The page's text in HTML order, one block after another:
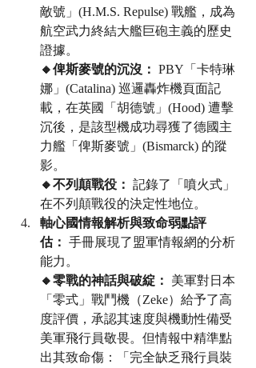
敵號」(H.M.S. Repulse) 戰艦，成為
航空武力終結大艦巨砲主義的歷史
證據。
🔸俾斯麥號的沉沒： PBY「卡特琳
娜」(Catalina) 巡邏轟炸機頁面記
載，在英國「胡德號」(Hood) 遭擊
沉後，是該型機成功尋獲了德國主
力艦「俾斯麥號」(Bismarck) 的蹤
影。
🔸不列顛戰役： 記錄了「噴火式」
在不列顛戰役的決定性地位。
軸心國情報解析與致命弱點評
估： 手冊展現了盟軍情報網的分析
能力。
🔸零戰的神話與破綻：
美軍對日本
「零式」戰鬥機（Zeke）給予了高
度評價，承認其速度與機動性備受
美軍飛行員敬畏。但情報中精準點
出其致命傷：「完全缺乏飛行員裝